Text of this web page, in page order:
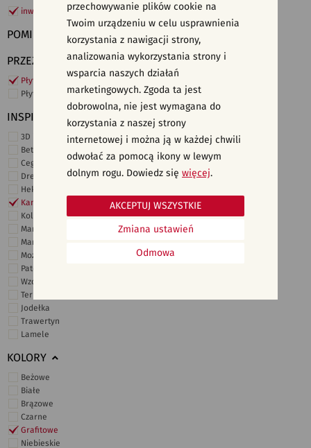
inwestycje
POMIESZCZENIE
PRZEZNACZENIE
Płytki ścienne
Płytki podłogowe
INSPIRACJE
3D i struktury
Beton
Cegiełki
Drewno
Heksagonalne
Kamień
Kolor
Marmur
Marokańskie
Mozaika
Patchwork
Wzory i motywy
Terrazzo
Jodełka
Trawertyn
Lamele
KOLORY
Beżowe
Białe
Brązowe
Czarne
Grafitowe
Niebieskie
przechowywanie plików cookie na
Twoim urządzeniu w celu usprawnienia
korzystania z nawigacji strony,
analizowania wykorzystania strony i
wsparcia naszych działań
marketingowych. Zgoda ta jest
dobrowolna, nie jest wymagana do
korzystania z naszej strony
internetowej i można ją w każdej chwili
odwołać za pomocą ikony w lewym
dolnym rogu. Dowiedz się więcej.
Odmowa
Zmiana ustawień
AKCEPTUJ WSZYSTKIE